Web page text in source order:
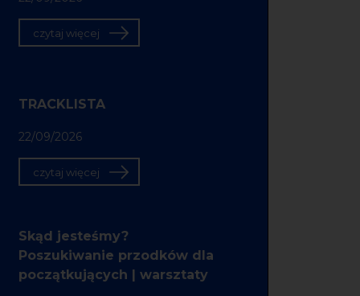
czytaj więcej
TRACKLISTA
22/09/2026
czytaj więcej
Skąd jesteśmy?
Poszukiwanie przodków dla
początkujących | warsztaty